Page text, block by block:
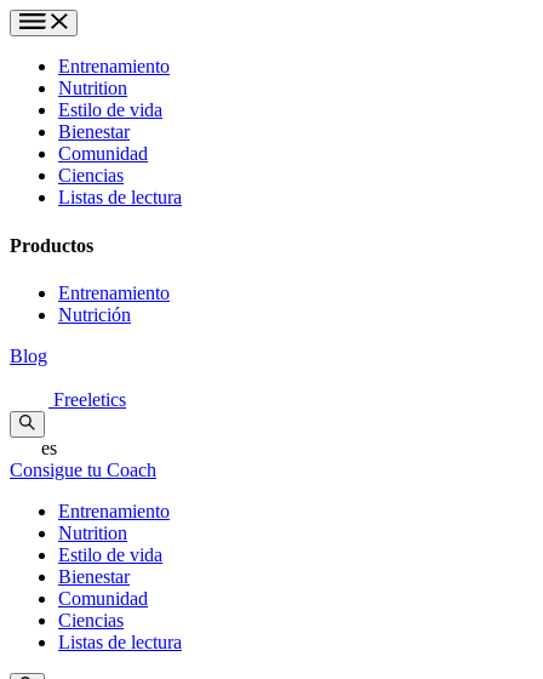
Entrenamiento
Nutrition
Estilo de vida
Bienestar
Comunidad
Ciencias
Listas de lectura
Productos
Entrenamiento
Nutrición
Blog
Freeletics
es
Consigue tu Coach
Entrenamiento
Nutrition
Estilo de vida
Bienestar
Comunidad
Ciencias
Listas de lectura